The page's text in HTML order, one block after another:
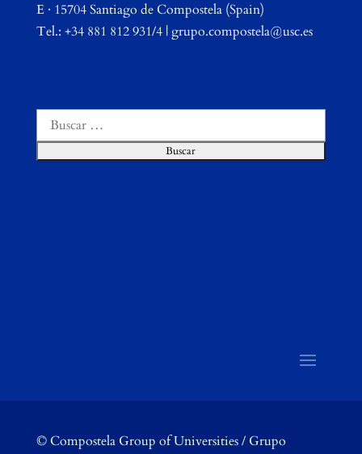
E · 15704 Santiago de Compostela (Spain)
Tel.: +34 881 812 931/4 | grupo.compostela@usc.es
Buscar:
©Compostela Group of Universities / Grupo